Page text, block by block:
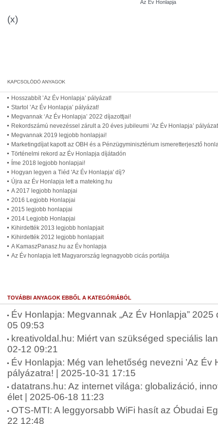
Az Év Honlapja
(x)
Hosszabbít ’Az Év Honlapja’ pályázat!
Startol ’Az Év Honlapja’ pályázat!
Megvannak ‘Az Év Honlapja’ 2022 díjazottjai!
Rekordszámú nevezéssel zárult a 20 éves jubileumi ’Az Év Honlapja’ pályázat
Megvannak 2019 legjobb honlapjai!
Marketingdíjat kapott az OBH és a Pénzügyminisztérium ismeretterjesztő
Történelmi rekord az Év Honlapja díjátadón
Íme 2018 legjobb honlapjai!
Hogyan legyen a Tiéd 'Az Év Honlapja' díj?
Újra az Év Honlapja lett a mateking.hu
A 2017 legjobb honlapjai
2016 Legjobb Honlapjai
2015 legjobb honlapjai
2014 Legjobb Honlapjai
Kihirdették 2013 legjobb honlapjait
Kihirdették 2012 legjobb honlapjait
A KamaszPanasz.hu az Év honlapja
Az Év honlapja lett Magyarország legnagyobb cicás portálja
TOVÁBBI ANYAGOK EBBŐL A KATEGÓRIÁBÓL
Év Honlapja: Megvannak „Az Év Honlapja”
05 09:53
kreativoldal.hu: Miért van szükséged speciális
02-12 09:21
Év Honlapja: Még van lehetőség nevezni ’Az Év
pályázatra! | 2025-10-31 17:15
datatrans.hu: Az internet világa: globalizáció,
élet | 2025-06-18 11:23
OTS-MTI: A leggyorsabb WiFi hasít az Óbudai
22 12:48